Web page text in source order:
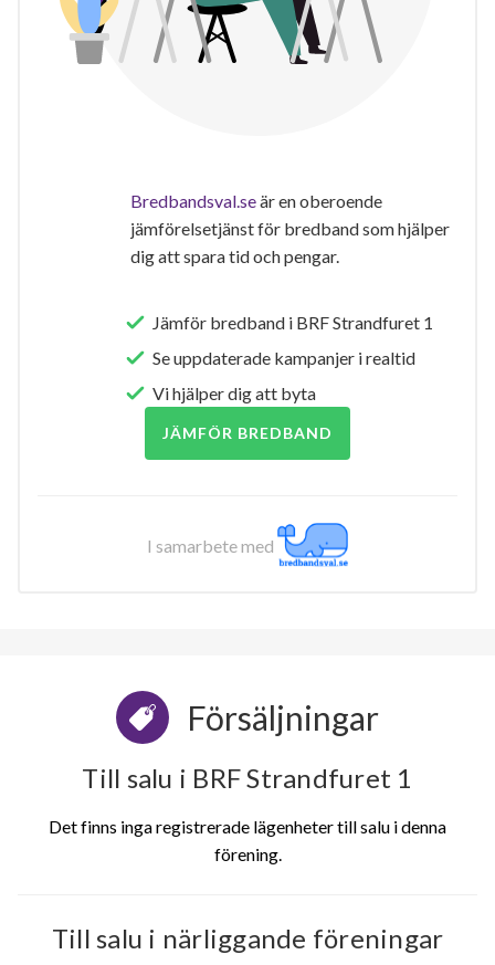
Bredbandsval.seär en oberoende
jämförelsetjänst för bredband som hjälper
dig att spara tid och pengar.
Jämför bredband i BRF Strandfuret 1
Se uppdaterade kampanjer i realtid
Vi hjälper dig att byta
JÄMFÖR BREDBAND
I samarbete med
Försäljningar
Till salu i BRF Strandfuret 1
Det finns inga registrerade lägenheter till salu i denna
förening.
Till salu i närliggande föreningar